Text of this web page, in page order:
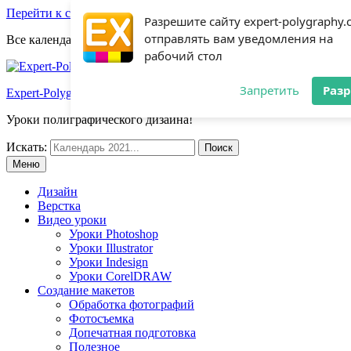
Разрешите сайту expert-
отправлять вам уведомления на
рабочий стол
Запретить
Перейти к содержимому
Все календари 2022: Посмотреть шаблоны!
Expert-Polygraphy.com
Уроки полиграфического дизайна!
Искать:
Меню
Дизайн
Верстка
Видео уроки
Уроки Photoshop
Уроки Illustrator
Уроки Indesign
Уроки CorelDRAW
Создание макетов
Обработка фотографий
Фотосъемка
Допечатная подготовка
Полезное